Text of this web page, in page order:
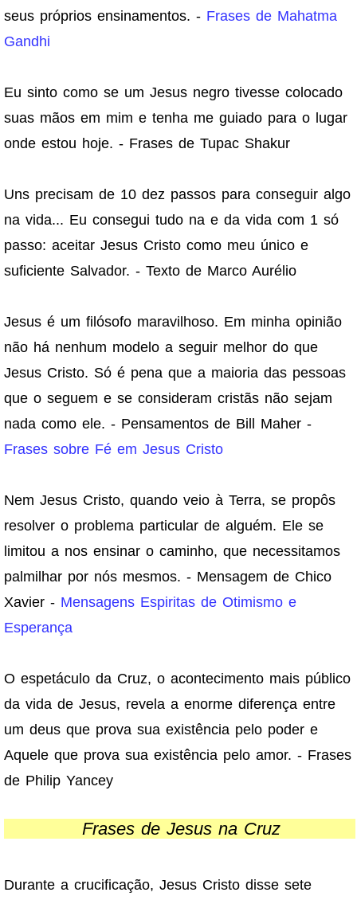
seus próprios ensinamentos. - Frases de Mahatma
Gandhi
Eu sinto como se um Jesus negro tivesse colocado
suas mãos em mim e tenha me guiado para o lugar
onde estou hoje. - Frases de Tupac Shakur
Uns precisam de 10 dez passos para conseguir algo
na vida... Eu consegui tudo na e da vida com 1 só
passo: aceitar Jesus Cristo como meu único e
suficiente Salvador. - Texto de Marco Aurélio
Jesus é um filósofo maravilhoso. Em minha opinião
não há nenhum modelo a seguir melhor do que
Jesus Cristo. Só é pena que a maioria das pessoas
que o seguem e se consideram cristãs não sejam
nada como ele. - Pensamentos de Bill Maher -
Frases sobre Fé em Jesus Cristo
Nem Jesus Cristo, quando veio à Terra, se propôs
resolver o problema particular de alguém. Ele se
limitou a nos ensinar o caminho, que necessitamos
palmilhar por nós mesmos. - Mensagem de Chico
Xavier - Mensagens Espiritas de Otimismo e
Esperança
O espetáculo da Cruz, o acontecimento mais público
da vida de Jesus, revela a enorme diferença entre
um deus que prova sua existência pelo poder e
Aquele que prova sua existência pelo amor. - Frases
de Philip Yancey
Frases de Jesus na Cruz
Durante a crucificação, Jesus Cristo disse sete